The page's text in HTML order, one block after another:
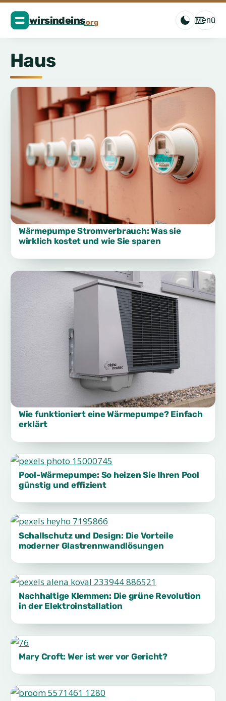
Menü
Haus
Wärmepumpe Stromverbrauch: Was sie
wirklich kostet und wie Sie sparen
Wie funktioniert eine Wärmepumpe? Einfach
erklärt
Pool-Wärmepumpe: So heizen Sie Ihren Pool
günstig und effizient
Schallschutz und Design: Die Vorteile
moderner Glastrennwandlösungen
Nachhaltige Klemmen: Die grüne Revolution
in der Elektroinstallation
Mary Croft: Wer ist wer vor Gericht?